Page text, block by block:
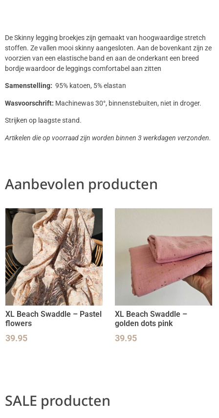
De Skinny legging broekjes zijn gemaakt van hoogwaardige stretch
stoffen. Ze vallen mooi skinny aangesloten. Aan de bovenkant zijn ze
voorzien van een elastische band en aan de onderkant een breed
bordje waardoor de leggings comfortabel aan zitten
Samenstelling: 95% katoen, 5% elastan
Wasvoorschrift: Machinewas 30°, binnenstebuiten, niet in droger.
Strijken op laagste stand.
Artikelen die op voorraad zijn worden binnen 3 werkdagen verzonden.
Aanbevolen producten
XL Beach Swaddle – Pastel
flowers
39.95
XL Beach Swaddle –
golden dots pink
39.95
SALE producten